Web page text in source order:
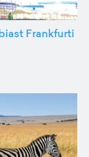
Frankfurti